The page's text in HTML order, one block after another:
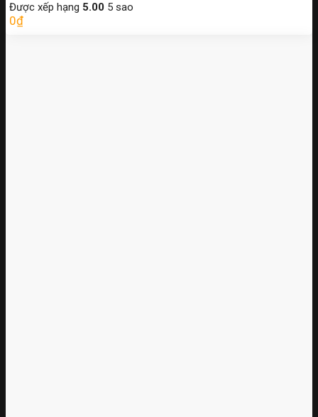
Được xếp hạng 5.00 5 sao
0₫